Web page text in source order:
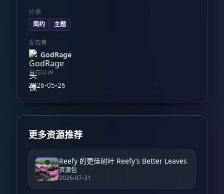
分类
简约
主题
发布者
GodRage
发布时间
2026-05-26
更多资源推荐
Reefy 的更佳树叶 Reefy’s Better Leaves
资源包
2026-07-31